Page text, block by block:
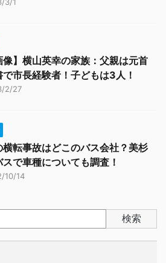
像】横山英幸の家族：父親は元首
で市長経験者！子どもは3人！
2/27
横転事故はどこのバス会社？美杉
で車種についても調査！
10/14
検索